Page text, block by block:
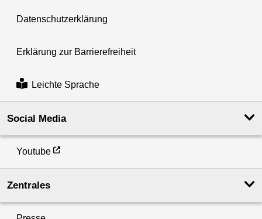
Datenschutzerklärung
Erklärung zur Barrierefreiheit
Leichte Sprache
Social Media
Youtube
Zentrales